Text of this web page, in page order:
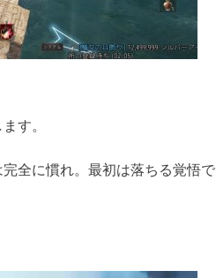
す。
全に慣れ。最初は落ちる覚悟で